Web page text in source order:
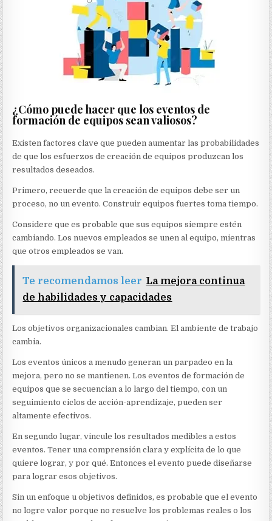
¿Cómo puede hacer que los eventos de
formación de equipos sean valiosos?
Existen factores clave que pueden aumentar las probabilidades
de que los esfuerzos de creación de equipos produzcan los
resultados deseados.
Primero, recuerde que la creación de equipos debe ser un
proceso, no un evento. Construir equipos fuertes toma tiempo.
Considere que es probable que sus equipos siempre estén
cambiando. Los nuevos empleados se unen al equipo, mientras
que otros empleados se van.
Te recomendamos leer La mejora continua
de habilidades y capacidades
Los objetivos organizacionales cambian. El ambiente de trabajo
cambia.
Los eventos únicos a menudo generan un parpadeo en la
mejora, pero no se mantienen. Los eventos de formación de
equipos que se secuencian a lo largo del tiempo, con un
seguimiento ciclos de acción-aprendizaje, pueden ser
altamente efectivos.
En segundo lugar, vincule los resultados medibles a estos
eventos. Tener una comprensión clara y explícita de lo que
quiere lograr, y por qué. Entonces el evento puede diseñarse
para lograr esos objetivos.
Sin un enfoque u objetivos definidos, es probable que el evento
no logre valor porque no resuelve los problemas reales o los